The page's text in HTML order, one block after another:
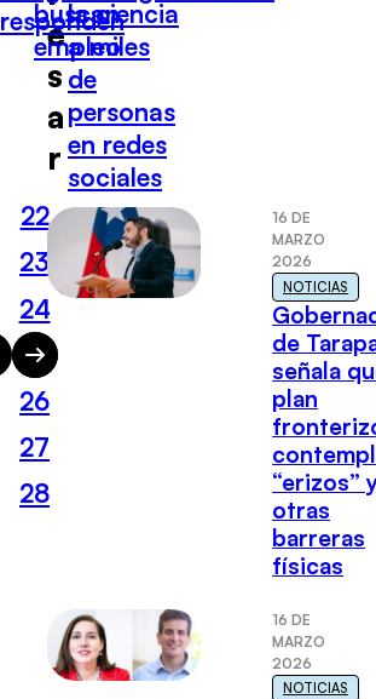
responden
buscan
empleo
la ciencia
a miles
de
personas
en redes
sociales
22
23
24
25
26
27
28
e
s
a
r
16 DE
MARZO
2026
NOTICIAS
de
señala
plan
“erizos”
otras
barreras
físicas
16 DE
MARZO
2026
NOTICIAS